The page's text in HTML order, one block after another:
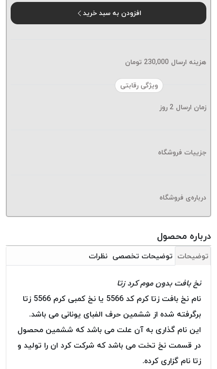
موم پی
بدون
موم
زتا
KORD
بدون
OMEGA
بافت
بدون
موم
کُرد
نخ
توری
پلیسه
نخ
توری
پلیسه
افزودن به سبد خرید
ویژگی رقابتی
هزینه ارسال 230,000 تومان
زمان ارسال 2 روز
جزییات فروشگاه
درباره‌ی فروشگاه
درباره محصول
توضیحات توضیحات تخصصی نظرات
نخ بافت بدون موم کرد زتا
نام نخ بافت زتا کرم کد 5566 یا نخ کمبی کرم 5566 زتا
برگرفته شده از ششمین حرف الفبای یونانی می باشد.
این نام گذاری به آن علت می باشد که ششمین محصول
در قسمت نخ تخت می باشد که شرکت کرد ان را تولید و
زتا نام گزاری کرده.